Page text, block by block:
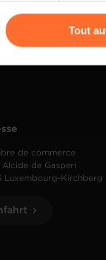
Tout
de commerce
Alcide de Gasperi
Luxembourg-Kirchberg